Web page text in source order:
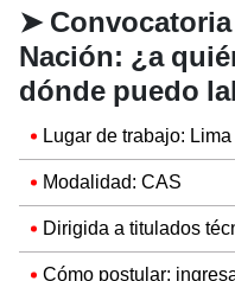
➤
Nación: ¿a
dónde puedo
Lugar de trabajo: Lima
Modalidad: CAS
Dirigida a titulados
Cómo postular: